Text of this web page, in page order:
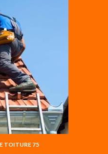
TOITURE 75